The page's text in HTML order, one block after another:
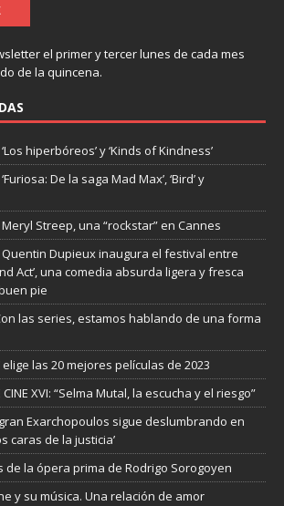
el primer y tercer lunes de cada mes
de la quincena.
hiperbóreos’ y ‘Kinds of Kindness’
De la saga Mad Max’, ‘Bird’ y
Streep, una “rockstar” en Cannes
Quentin Dupieux inaugura el festival entre
Act’, una comedia absurda ligera y fresca
pie
las series, estamos hablando de una forma
elige las 20 mejores películas de 2023
CINE XVI: “Selma Mutal, la escucha y el riesgo”
Exarchopoulos sigue deslumbrando en
caras de la justicia’
de la ópera prima de Rodrigo Sorogoyen
y su música. Una relación de amor